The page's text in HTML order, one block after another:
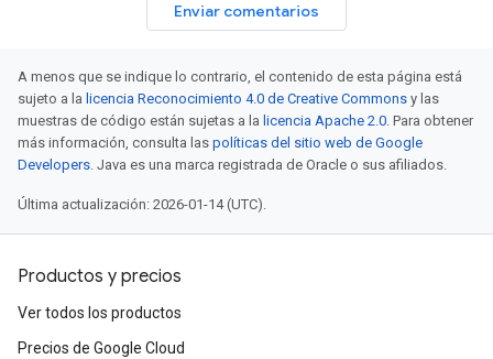
Enviar comentarios
A menos que se indique lo contrario, el contenido de esta página está
sujeto a la licencia Reconocimiento 4.0 de Creative Commons y las
muestras de código están sujetas a la licencia Apache 2.0. Para obtener
más información, consulta las políticas del sitio web de Google
Developers. Java es una marca registrada de Oracle o sus afiliados.
Última actualización: 2026-01-14 (UTC).
Productos y precios
Ver todos los productos
Precios de Google Cloud